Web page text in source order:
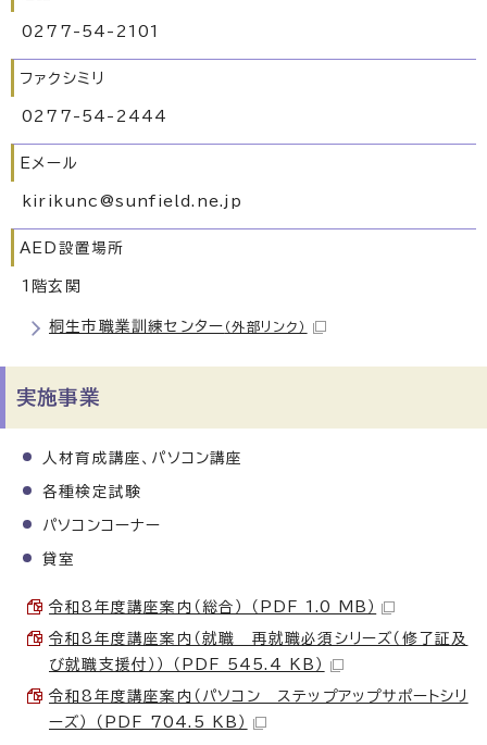
0277-54-2101
ファクシミリ
0277-54-2444
Eメール
kirikunc@sunfield.ne.jp
AED設置場所
1階玄関
桐生市職業訓練センター （外部リンク）
実施事業
人材育成講座、パソコン講座
各種検定試験
パソコンコーナー
貸室
令和8年度講座案内（総合） （PDF 1.0 MB）
令和8年度講座案内（就職 再就職必須シリーズ（修了証及
び就職支援付）） （PDF 545.4 KB）
令和8年度講座案内（パソコン ステップアップサポートシリ
ーズ） （PDF 704.5 KB）